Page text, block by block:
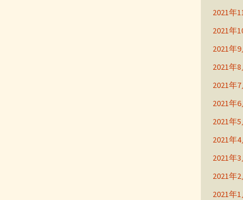
2021年
2021年
2021年9
2021年8
2021年7
2021年6
2021年5
2021年4
2021年3
2021年2
2021年1